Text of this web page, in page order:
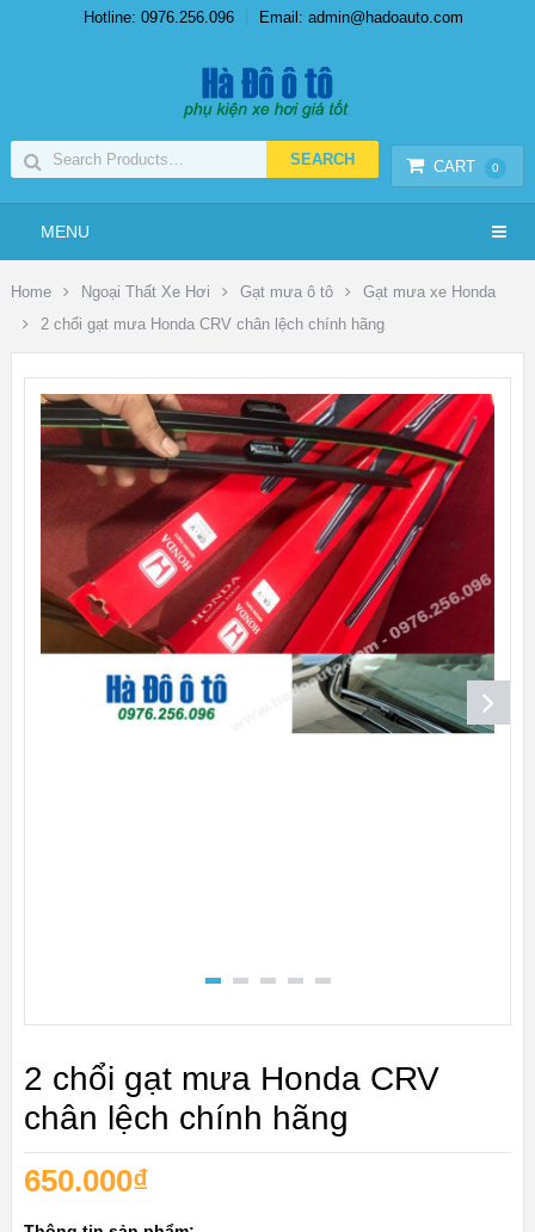
Hotline: 0976.256.096 Email: admin@hadoauto.com
CART 0
MENU
Home Ngoại Thất Xe Hơi Gạt mưa ô tô
Gạt mưa xe Honda
2 chổi gạt mưa Honda CRV chân lệch chính hãng
2 chổi gạt mưa Honda CRV
chân lệch chính hãng
650.000₫